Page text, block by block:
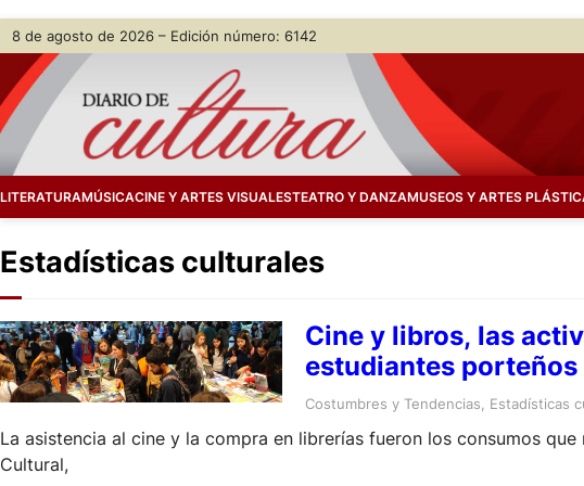
Skip
content
8 de agosto de 2026 – Edición número: 6142
LITERATURAMÚSICACINE Y ARTES VISUALESTEATRO Y DANZAMUSEOS Y ARTES
Estadísticas culturales
Cine y libros, las
estudiantes porteños
Costumbres y Tendencias Estadísticas
La asistencia al cine y la compra en librerías fueron los consumos
Cultural,